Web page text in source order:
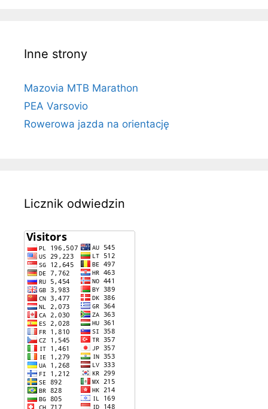
Inne strony
Mazovia MTB Marathon
PEA Varsovio
Rowerowa jazda na orientację
Licznik odwiedzin